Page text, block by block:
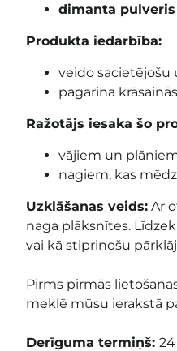
dimanta pulveris
Produkta iedarbība:
veido sacietējošu
pagarina
Ražotājs iesaka šo
vājiem un
nagiem, kas
Uzklāšanas veids: Ar
naga plāksnītes.
vai kā stiprinošu
Pirms pirmās
meklē mūsu ierakstā
Derīguma termiņš: